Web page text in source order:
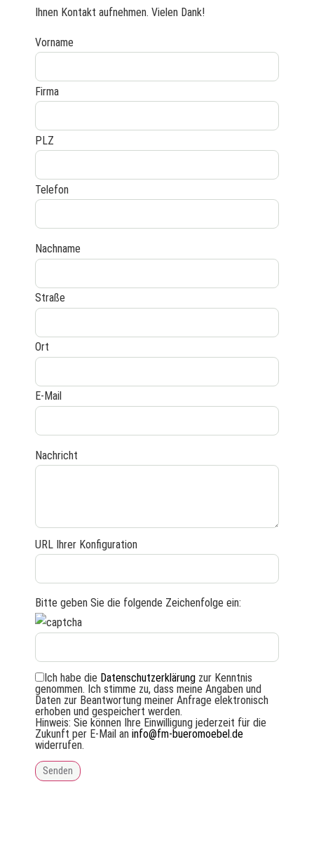
Ihnen Kontakt aufnehmen. Vielen Dank!
Vorname
Firma
PLZ
Telefon
Nachname
Straße
Ort
E-Mail
Nachricht
URL Ihrer Konfiguration
Bitte geben Sie die folgende Zeichenfolge ein:
Ich habe die Datenschutzerklärung zur Kenntnis
genommen. Ich stimme zu, dass meine Angaben und
Daten zur Beantwortung meiner Anfrage elektronisch
erhoben und gespeichert werden.
Hinweis: Sie können Ihre Einwilligung jederzeit für die
Zukunft per E-Mail an info@fm-bueromoebel.de
widerrufen.